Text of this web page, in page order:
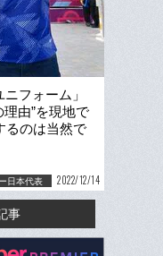
フォーム」
由”を現地で
るのは当然で
日本代表 2022/12/14
事